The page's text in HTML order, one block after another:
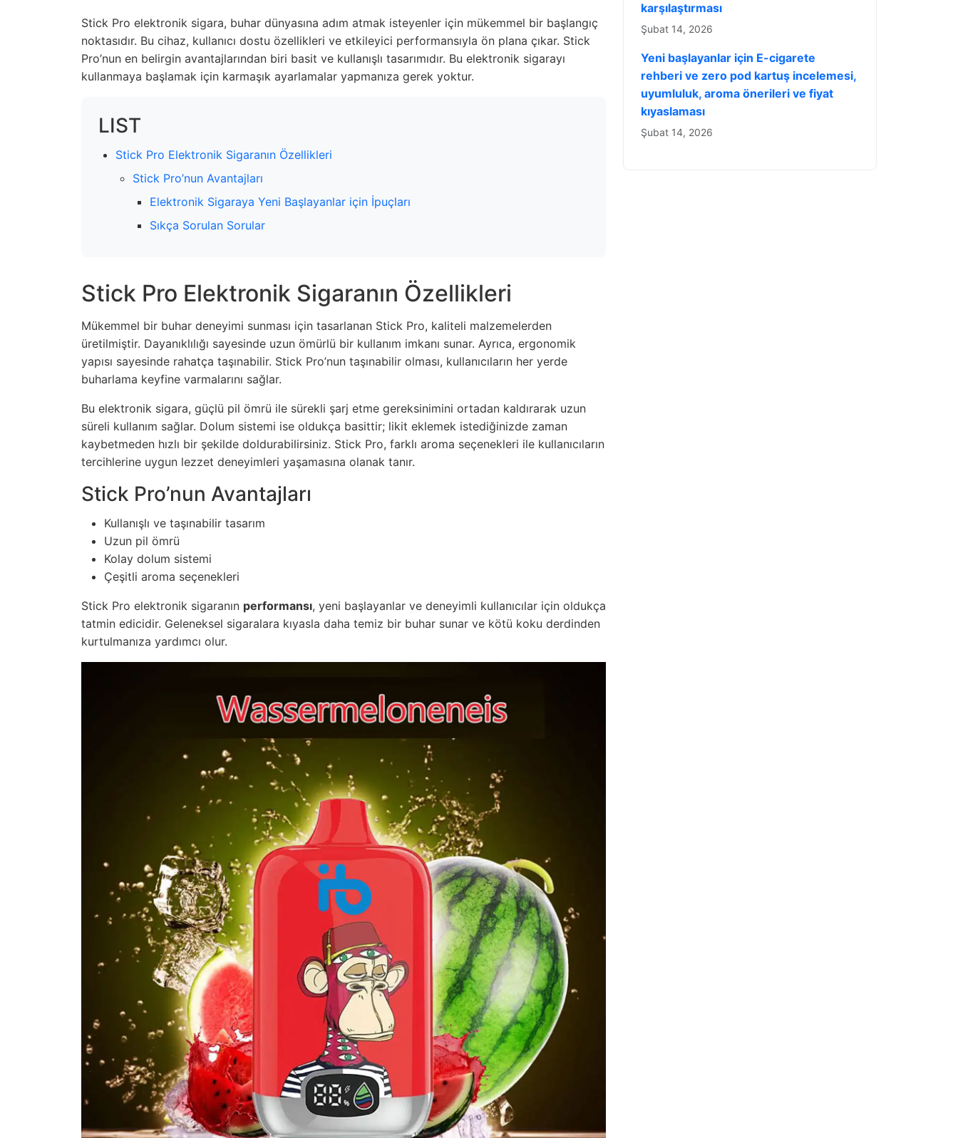
Stick Pro elektronik sigara, buhar dünyasına adım atmak isteyenler için mükemmel bir başlangıç
noktasıdır. Bu cihaz, kullanıcı dostu özellikleri ve etkileyici performansıyla ön plana çıkar. Stick
Pro’nun en belirgin avantajlarından biri basit ve kullanışlı tasarımıdır. Bu elektronik sigarayı
kullanmaya başlamak için karmaşık ayarlamalar yapmanıza gerek yoktur.
LIST
Stick Pro Elektronik Sigaranın Özellikleri
Stick Pro’nun Avantajları
Elektronik Sigaraya Yeni Başlayanlar için İpuçları
Sıkça Sorulan Sorular
Stick Pro Elektronik Sigaranın Özellikleri
Mükemmel bir buhar deneyimi sunması için tasarlanan Stick Pro, kaliteli malzemelerden
üretilmiştir. Dayanıklılığı sayesinde uzun ömürlü bir kullanım imkanı sunar. Ayrıca, ergonomik
yapısı sayesinde rahatça taşınabilir. Stick Pro’nun taşınabilir olması, kullanıcıların her yerde
buharlama keyfine varmalarını sağlar.
Bu elektronik sigara, güçlü pil ömrü ile sürekli şarj etme gereksinimini ortadan kaldırarak uzun
süreli kullanım sağlar. Dolum sistemi ise oldukça basittir; likit eklemek istediğinizde zaman
kaybetmeden hızlı bir şekilde doldurabilirsiniz. Stick Pro, farklı aroma seçenekleri ile kullanıcıların
tercihlerine uygun lezzet deneyimleri yaşamasına olanak tanır.
Stick Pro’nun Avantajları
Kullanışlı ve taşınabilir tasarım
Uzun pil ömrü
Kolay dolum sistemi
Çeşitli aroma seçenekleri
Stick Pro elektronik sigaranın performansı, yeni başlayanlar ve deneyimli kullanıcılar için oldukça
tatmin edicidir. Geleneksel sigaralara kıyasla daha temiz bir buhar sunar ve kötü koku derdinden
kurtulmanıza yardımcı olur.
karşılaştırması
Şubat 14, 2026
Yeni başlayanlar için E-cigarete
rehberi ve zero pod kartuş incelemesi,
uyumluluk, aroma önerileri ve fiyat
kıyaslaması
Şubat 14, 2026